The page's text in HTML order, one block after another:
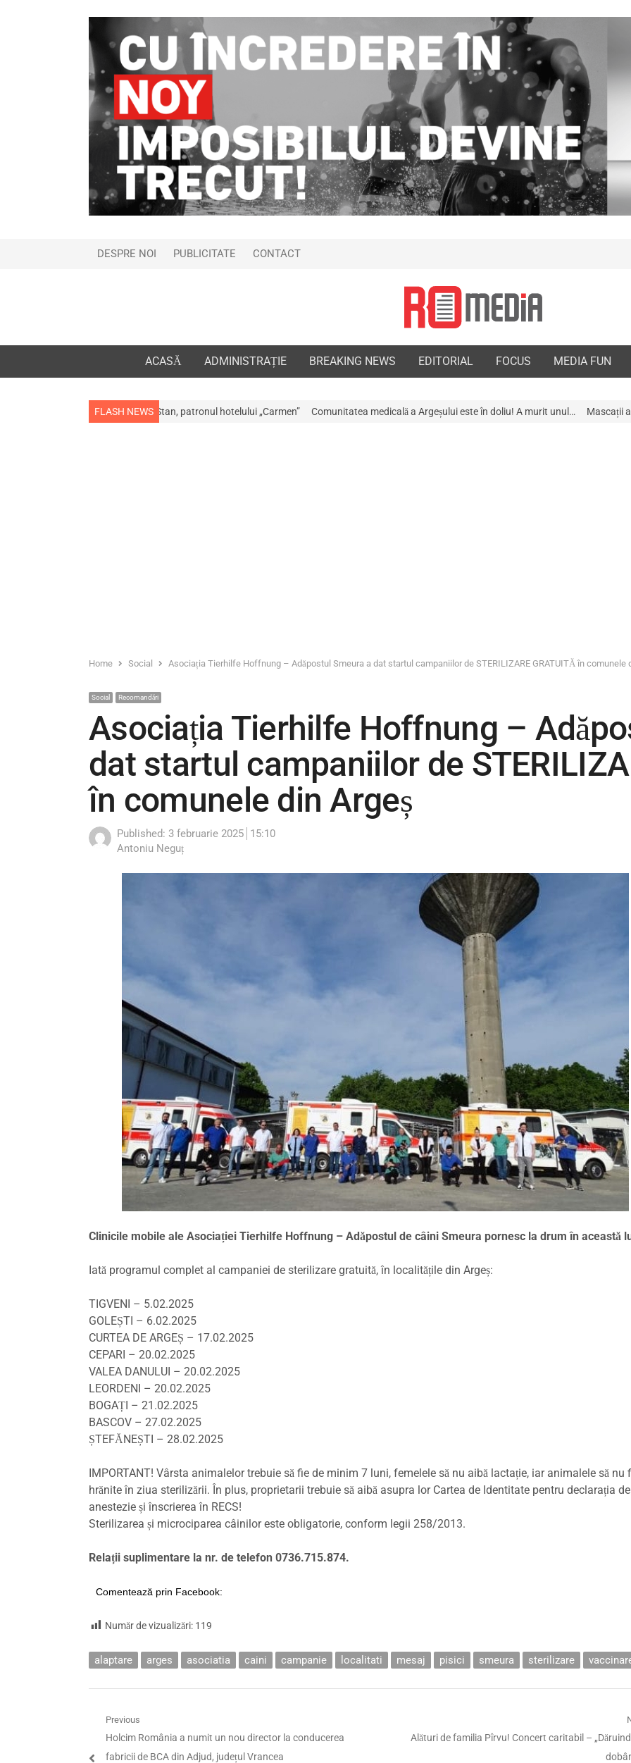
DESPRE NOI PUBLICITATE CONTACT
ACASĂ ADMINISTRAȚIE BREAKING NEWS EDITORIAL FOCUS MEDIA FUN
FLASH NEWS
Gogu Stan, patronul hotelului „Carmen” Comunitatea medicală a Argeșului este în doliu! A murit unul… Mascații au descins la Galeria
Home Social Asociația Tierhilfe Hoffnung – Adăpostul Smeura a dat startul campaniilor de STERILIZARE GRATUITĂ în comunele
Social Recomandări
Asociația Tierhilfe Hoffnung –
dat startul campaniilor de
în comunele din Argeș
Published: 3 februarie 2025 15:10
Author
Antoniu Neguț
Clinicile mobile ale Asociației Tierhilfe Hoffnung – Adăpostul de câini Smeura pornesc la drum în această
Iată programul complet al campaniei de sterilizare gratuită, în localitățile din Argeș:
TIGVENI – 5.02.2025
GOLEȘTI – 6.02.2025
CURTEA DE ARGEȘ – 17.02.2025
CEPARI – 20.02.2025
VALEA DANULUI – 20.02.2025
LEORDENI – 20.02.2025
BOGAȚI – 21.02.2025
BASCOV – 27.02.2025
ȘTEFĂNEȘTI – 28.02.2025
IMPORTANT! Vârsta animalelor trebuie să fie de minim 7 luni, femelele să nu aibă lactație, iar animalele să nu
hrănite în ziua sterilizării. În plus, proprietarii trebuie să aibă asupra lor Cartea de Identitate pentru declarația de
anestezie și înscrierea în RECS!
Sterilizarea și microciparea câinilor este obligatorie, conform legii 258/2013.
Relații suplimentare la nr. de telefon 0736.715.874.
Comentează prin Facebook:
Număr de vizualizări: 119
alaptare arges asociatia caini campanie localitati mesaj pisici smeura sterilizare
Navigare
Previous
Previous
post:
Holcim România a numit un nou director la conducerea
fabricii de BCA din Adjud, județul Vrancea
Next
Alături de familia Pîrvu! Concert caritabil –